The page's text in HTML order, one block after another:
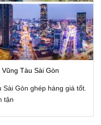
Tàu Sài Gòn
Gòn ghép hàng giá tốt.
tận